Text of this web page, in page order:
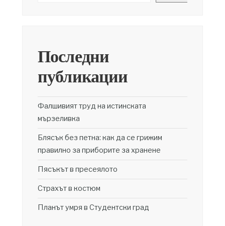
Последни
публикации
Фалшивият труд на истинската
мързеливка
Блясък без петна: как да се грижим
правилно за приборите за хранене
Пясъкът в пресеялото
Страхът в костюм
Планът умря в Студентски град